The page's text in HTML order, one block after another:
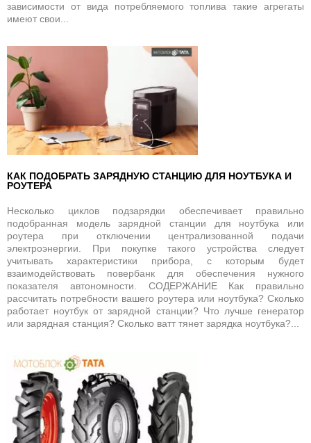
зависимости от вида потребляемого топлива такие агрегаты
имеют свои...
КАК ПОДОБРАТЬ ЗАРЯДНУЮ СТАНЦИЮ ДЛЯ НОУТБУКА И
РОУТЕРА
Несколько циклов подзарядки обеспечивает правильно
подобранная модель зарядной станции для ноутбука или
роутера при отключении централизованной подачи
электроэнергии. При покупке такого устройства следует
учитывать характеристики прибора, с которым будет
взаимодействовать повербанк для обеспечения нужного
показателя автономности. СОДЕРЖАНИЕ Как правильно
рассчитать потребности вашего роутера или ноутбука? Сколько
работает ноутбук от зарядной станции? Что лучше генератор
или зарядная станция? Сколько ватт тянет зарядка ноутбука?...